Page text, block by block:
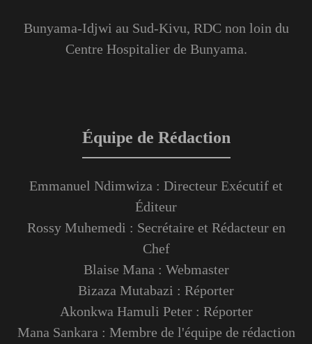
Bunyama-Idjwi au Sud-Kivu, RDC non loin du
Centre Hospitalier de Bunyama.
Équipe de Rédaction
Emmanuel Ndimwiza : Directeur Exécutif et
Éditeur
Rossy Muhemedi : Secrétaire et Rédacteur en
Chef
Blaise Mana : Webmaster
Bizaza Mutabazi : Réporter
Akonkwa Hamuli Peter : Réporter
Mana Sankara : Membre de l'équipe de rédaction